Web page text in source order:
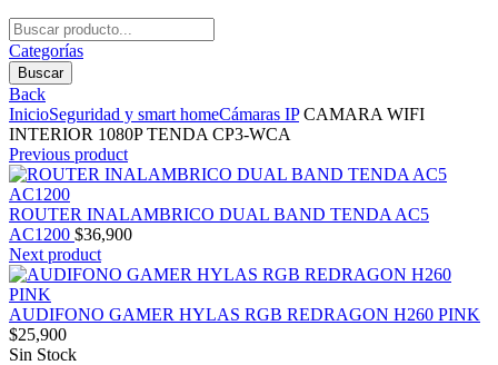
Buscar
por:
Categorías
Buscar
Back
InicioSeguridad y smart homeCámaras IPCAMARA WIFI
INTERIOR 1080P TENDA CP3-WCA
Previous product
ROUTER INALAMBRICO DUAL BAND TENDA AC5
AC1200 $36,900
Next product
AUDIFONO GAMER HYLAS RGB REDRAGON H260 PINK
$25,900
Sin Stock